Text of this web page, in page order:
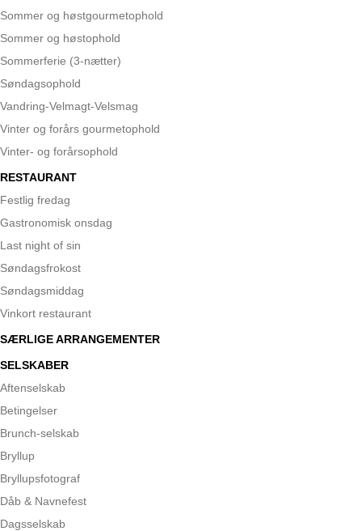
Sommer og høstgourmetophold
Sommer og høstophold
Sommerferie (3-nætter)
Søndagsophold
Vandring-Velmagt-Velsmag
Vinter og forårs gourmetophold
Vinter- og forårsophold
RESTAURANT
Festlig fredag
Gastronomisk onsdag
Last night of sin
Søndagsfrokost
Søndagsmiddag
Vinkort restaurant
SÆRLIGE ARRANGEMENTER
SELSKABER
Aftenselskab
Betingelser
Brunch-selskab
Bryllup
Bryllupsfotograf
Dåb & Navnefest
Dagsselskab